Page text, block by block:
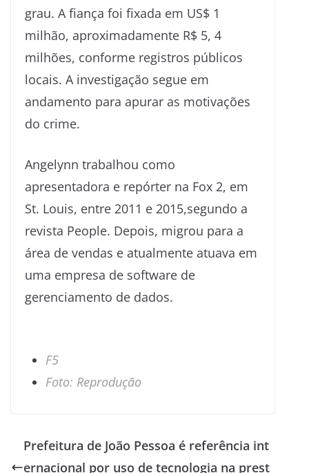
grau. A fiança foi fixada em US$ 1
milhão, aproximadamente R$ 5, 4
milhões, conforme registros públicos
locais. A investigação segue em
andamento para apurar as motivações
do crime.
Angelynn trabalhou como
apresentadora e repórter na Fox 2, em
St. Louis, entre 2011 e 2015,segundo a
revista People. Depois, migrou para a
área de vendas e atualmente atuava em
uma empresa de software de
gerenciamento de dados.
F5
Foto: Reprodução
Prefeitura de João Pessoa é referência int
ernacional por uso de tecnologia na prest